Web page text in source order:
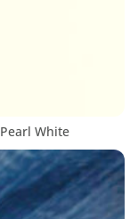
Pearl White